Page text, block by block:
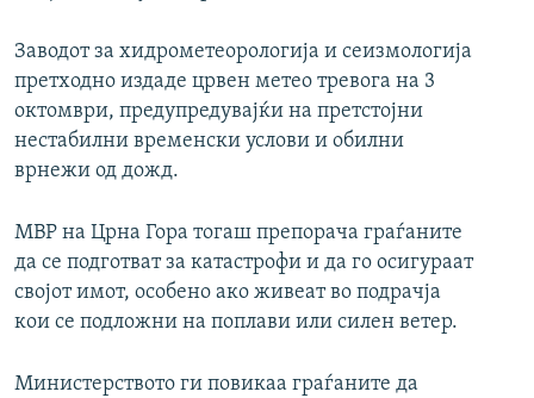
Заводот за хидрометеорологија и сеизмологија
претходно издаде црвен метео тревога на 3
октомври, предупредувајќи на претстојни
нестабилни временски услови и обилни
врнежи од дожд.
МВР на Црна Гора тогаш препорача граѓаните
да се подготват за катастрофи и да го осигураат
својот имот, особено ако живеат во подрачја
кои се подложни на поплави или силен ветер.
Министерството ги повикаа граѓаните да